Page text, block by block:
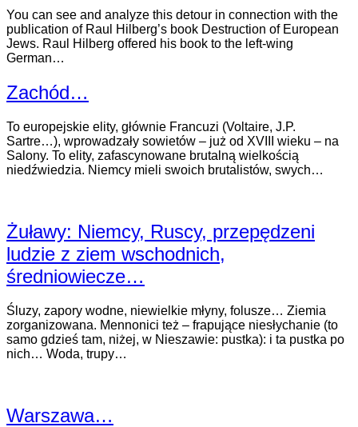
You can see and analyze this detour in connection with the
publication of Raul Hilberg’s book Destruction of European
Jews. Raul Hilberg offered his book to the left-wing
German…
Zachód…
To europejskie elity, głównie Francuzi (Voltaire, J.P.
Sartre…), wprowadzały sowietów – już od XVIII wieku – na
Salony. To elity, zafascynowane brutalną wielkością
niedźwiedzia. Niemcy mieli swoich brutalistów, swych…
Żuławy: Niemcy, Ruscy, przepędzeni
ludzie z ziem wschodnich,
średniowiecze…
Śluzy, zapory wodne, niewielkie młyny, folusze… Ziemia
zorganizowana. Mennonici też – frapujące niesłychanie (to
samo gdzieś tam, niżej, w Nieszawie: pustka): i ta pustka po
nich… Woda, trupy…
Warszawa…